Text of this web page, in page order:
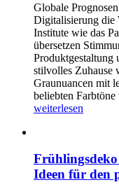
Globale
Digitalisierung die
Institute wie das
übersetzen
Produktgestaltung
stilvolles Zuhause
Graunuancen mit
beliebten
weiterlesen
Ideen für den